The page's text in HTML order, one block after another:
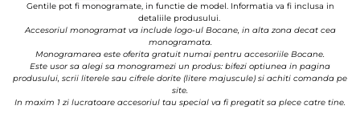
Gentile pot fi monogramate, in functie de model. Informatia va fi inclusa in
detaliile produsului.
Accesoriul monogramat va include logo-ul Bocane, in alta zona decat cea
monogramata.
Monogramarea este oferita gratuit numai pentru accesoriile Bocane.
Este usor sa alegi sa monogramezi un produs: bifezi optiunea in pagina
produsului, scrii literele sau cifrele dorite (litere majuscule) si achiti comanda pe
site.
In maxim 1 zi lucratoare accesoriul tau special va fi pregatit sa plece catre tine.